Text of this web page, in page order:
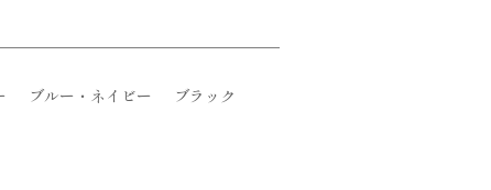
ブルー・ネイビー ブラック